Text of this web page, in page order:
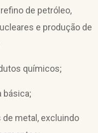
de petróleo,
e produção de
químicos;
básica;
metal, excluindo